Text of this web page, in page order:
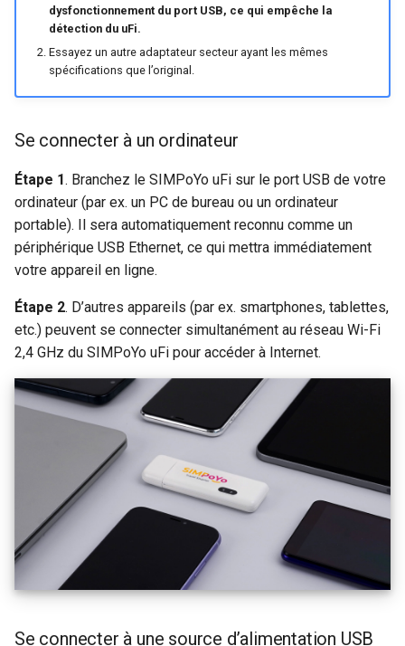
dysfonctionnement du port USB, ce qui empêche la
détection du uFi.
Essayez un autre adaptateur secteur ayant les mêmes
spécifications que l’original.
Se connecter à un ordinateur
Étape 1. Branchez le SIMPoYo uFi sur le port USB de votre
ordinateur (par ex. un PC de bureau ou un ordinateur
portable). Il sera automatiquement reconnu comme un
périphérique USB Ethernet, ce qui mettra immédiatement
votre appareil en ligne.
Étape 2. D’autres appareils (par ex. smartphones, tablettes,
etc.) peuvent se connecter simultanément au réseau Wi-Fi
2,4 GHz du SIMPoYo uFi pour accéder à Internet.
Se connecter à une source d’alimentation USB